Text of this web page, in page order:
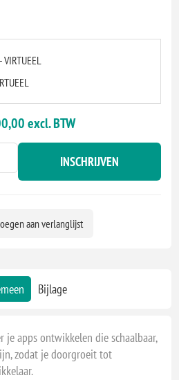
excl. BTW
INSCHRIJVEN
aan verlanglijst
Bijlage
je apps ontwikkelen die schaalbaar,
zodat je doorgroeit tot